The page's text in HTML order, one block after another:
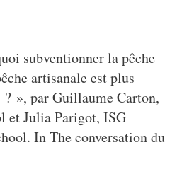
subventionner la pêche
artisanale est plus
», par Guillaume Carton,
et Julia Parigot, ISG
In The conversation du